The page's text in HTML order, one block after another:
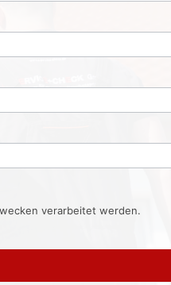
verarbeitet werden.